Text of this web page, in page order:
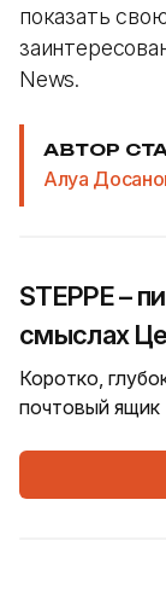
показать
News.
АВТОР
Алуа
STEPPE –
смыслах
Коротко,
почтовый ящик